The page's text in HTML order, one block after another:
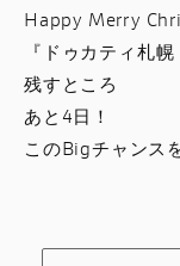
コンフィギュ
お支払いシミ
お問合せ
Happy Merry
『ドゥカティ札
残すところ
あと4日！
このBigチャンス